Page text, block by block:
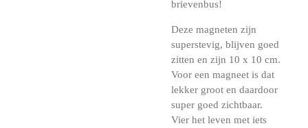
brievenbus!
Deze magneten zijn
superstevig, blijven goed
zitten en zijn 10 x 10 cm.
Voor een magneet is dat
lekker groot en daardoor
super goed zichtbaar.
Vier het leven met iets